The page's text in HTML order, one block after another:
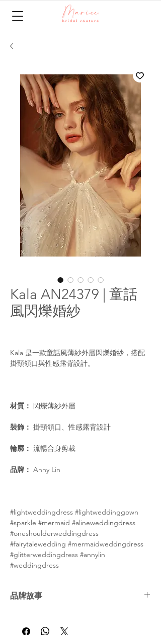
Kala AN24379 | 童話
風閃爍婚紗
Kala 是一款童話風薄紗外層閃爍婚紗，搭配
掛頸領口與性感露背設計。
材質： 閃爍薄紗外層
裝飾： 掛頸領口、性感露背設計
輪廓： 流暢合身剪裁
品牌： Anny Lin
#lightweddingdress #lightweddinggown
#sparkle #mermaid #alineweddingdress
#oneshoulderweddingdress
#fairytalewedding #mermaidweddngdress
#glitterweddingdress #annylin
#weddingdress
品牌故事
設計巧妙融合。 Anny 是家族的第二代設計